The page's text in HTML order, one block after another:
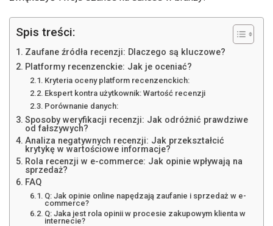
Spis treści:
Zaufane źródła recenzji: Dlaczego są kluczowe?
Platformy recenzenckie: Jak je oceniać?
Kryteria oceny platform recenzenckich:
Ekspert kontra użytkownik: Wartość recenzji
Porównanie danych:
Sposoby weryfikacji recenzji: Jak odróżnić prawdziwe
od fałszywych?
Analiza negatywnych recenzji: Jak przekształcić
krytykę w wartościowe informacje?
Rola recenzji w e-commerce: Jak opinie wpływają na
sprzedaż?
FAQ
Q: Jak opinie online napędzają zaufanie i sprzedaż w e-
commerce?
Q: Jaka jest rola opinii w procesie zakupowym klienta w
internecie?